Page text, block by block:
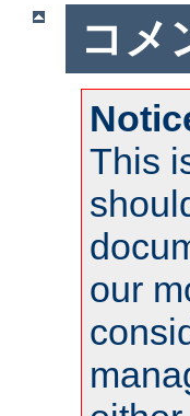
コメ
This
our